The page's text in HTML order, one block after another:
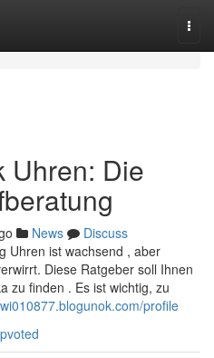
Uhren: Die
News
Discuss
Uhren ist wachsend , aber
Diese Ratgeber soll Ihnen
zu finden . Es ist wichtig, zu
profile